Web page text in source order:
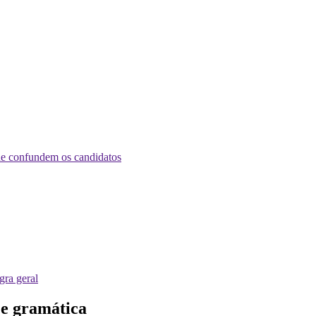
confundem os candidatos
geral
gramática